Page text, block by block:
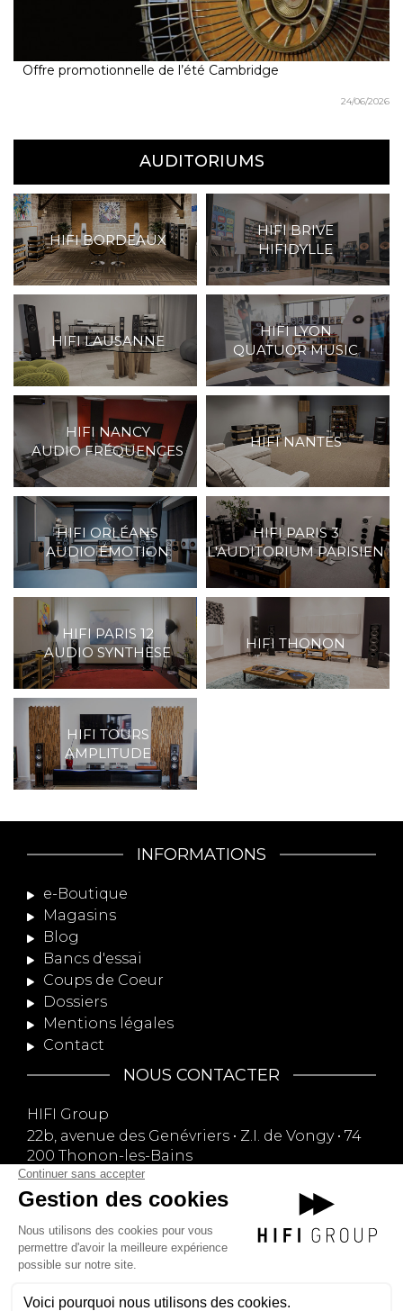
Offre promotionnelle de l’été Cambridge
24/06/2026
AUDITORIUMS
HIFI BORDEAUX
HIFI BRIVE
HIFIDYLLE
HIFI LAUSANNE
HIFI LYON
QUATUOR MUSIC
HIFI NANCY
AUDIO FRÉQUENCES
HIFI NANTES
HIFI ORLÉANS
AUDIO ÉMOTION
HIFI PARIS 3
L'AUDITORIUM PARISIEN
HIFI PARIS 12
AUDIO SYNTHÈSE
HIFI THONON
HIFI TOURS
AMPLITUDE
INFORMATIONS
e-Boutique
Magasins
Blog
Bancs d'essai
Coups de Coeur
Dossiers
Mentions légales
Contact
NOUS CONTACTER
HIFI Group
22b, avenue des Genévriers • Z.I. de Vongy • 74
200 Thonon-les-Bains
09 74 13 75 13
contact@hifi-group.com
NOUS SUIVRE